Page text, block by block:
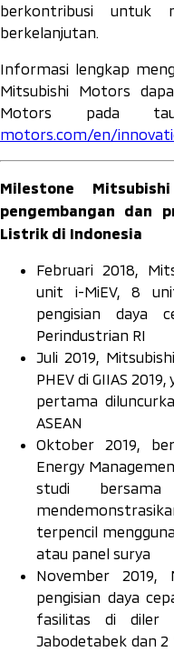
berkontribusi untuk
berkelanjutan.
Informasi lengkap
Mitsubishi Motors
Motors pada
motors.com/en/
Milestone
pengembangan dan
Listrik di Indonesia
Februari 2018,
unit i-MiEV, 8
pengisian daya
Perindustrian RI
Juli 2019,
PHEV di GIIAS
pertama
ASEAN
Oktober 2019,
Energy
studi
terpencil
atau panel surya
November 2019,
pengisian daya
fasilitas di diler
Jabodetabek dan 2